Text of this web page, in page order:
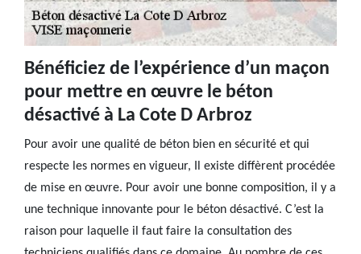
Bénéficiez de l’expérience d’un maçon
pour mettre en œuvre le béton
désactivé à La Cote D Arbroz
Pour avoir une qualité de béton bien en sécurité et qui
respecte les normes en vigueur, Il existe diffèrent procédée
de mise en œuvre. Pour avoir une bonne composition, il y a
une technique innovante pour le béton désactivé. C’est la
raison pour laquelle il faut faire la consultation des